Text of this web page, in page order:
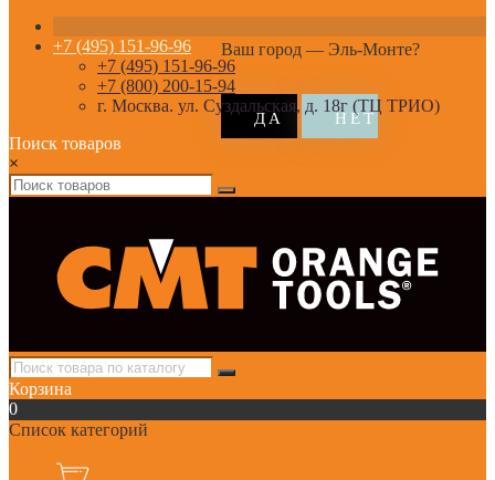
Ваш город — Эль-Монте?
+7 (495) 151-96-96
+7 (495) 151-96-96
+7 (800) 200-15-94
г. Москва. ул. Суздальская, д. 18г (ТЦ ТРИО)
Поиск товаров
×
Корзина
0
Список категорий